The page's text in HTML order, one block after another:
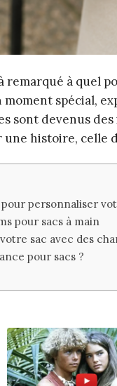
remarqué à quel
spécial,
sont devenus
histoire, celle
personnaliser
pour sacs à main
sac avec des
pour sacs ?